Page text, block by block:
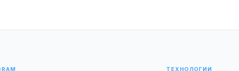
ТЕХНОЛОГИИ